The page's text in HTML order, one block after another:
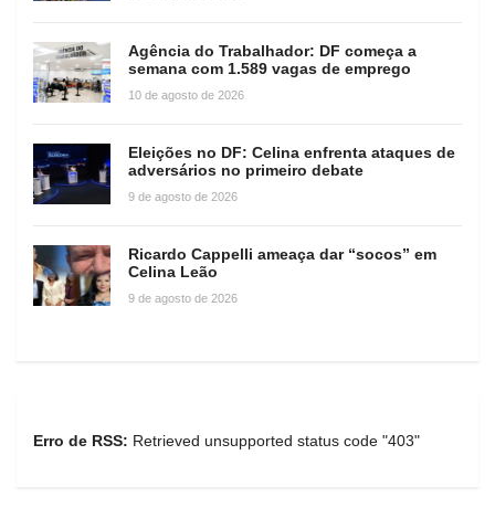
Agência do Trabalhador: DF começa a
semana com 1.589 vagas de emprego
10 de agosto de 2026
Eleições no DF: Celina enfrenta ataques de
adversários no primeiro debate
9 de agosto de 2026
Ricardo Cappelli ameaça dar “socos” em
Celina Leão
9 de agosto de 2026
Erro de RSS: Retrieved unsupported status code "403"